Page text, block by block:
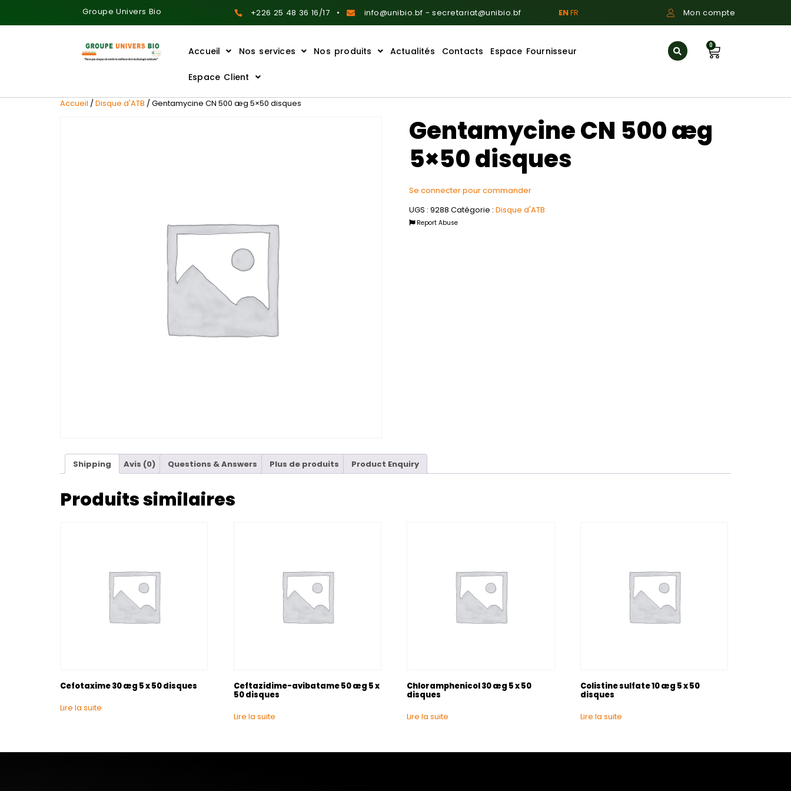
Groupe Univers Bio +226 25 48 36 16/17 info@unibio.bf - secretariat@unibio.bf ENFR Mon compte
Accueil Nos services Nos produits Actualités Contacts Espace Fournisseur
Espace Client
0
Accueil /Disque d'ATB / Gentamycine CN 500 æg 5×50 disques
Gentamycine CN 500 æg
5×50 disques
Se connecter pour commander
UGS : 9288 Catégorie : Disque d'ATB
Report Abuse
Shipping Avis (0) Questions & Answers Plus de produits Product Enquiry
Produits similaires
Cefotaxime 30 æg 5 x 50 disques
Lire la suite
Ceftazidime-avibatame 50 æg 5 x
50 disques
Lire la suite
Chloramphenicol 30 æg 5 x 50
disques
Lire la suite
Colistine sulfate 10 æg 5 x 50
disques
Lire la suite